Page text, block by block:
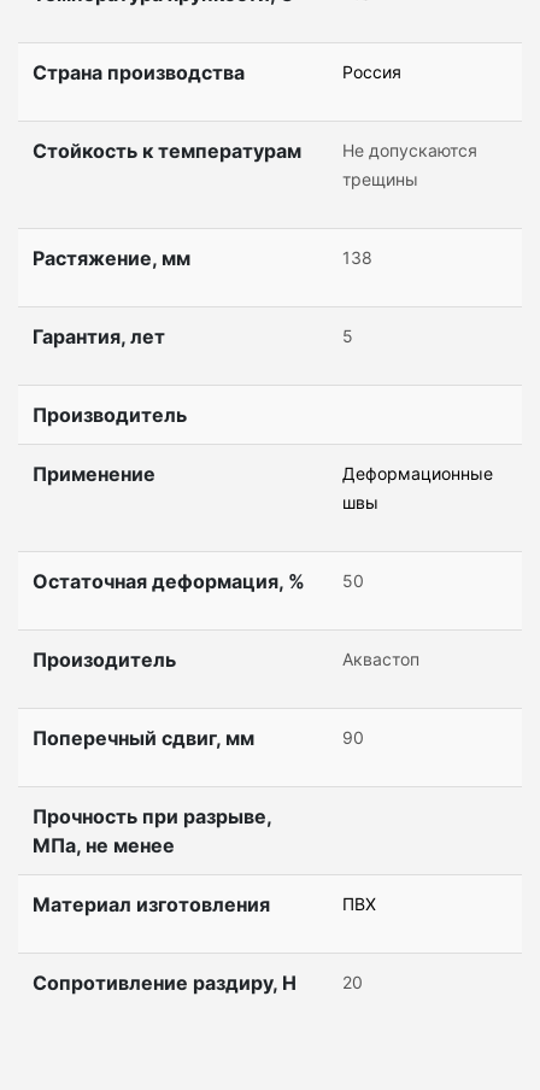
Страна производства Россия
Стойкость к температурам
Не допускаются
трещины
Растяжение, мм 138
Гарантия, лет 5
Производитель
Применение
Деформационные
швы
Остаточная деформация, % 50
Произодитель Аквастоп
Поперечный сдвиг, мм 90
Прочность при разрыве,
МПа, не менее
Материал изготовления ПВХ
Сопротивление раздиру, Н 20